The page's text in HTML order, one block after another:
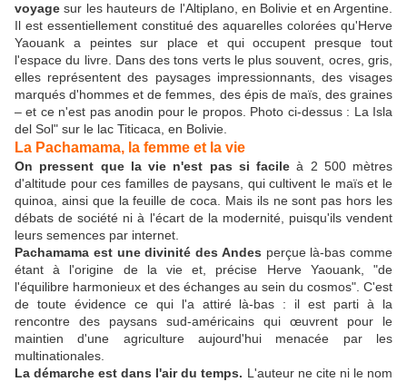
voyage sur les hauteurs de l'Altiplano, en Bolivie et en Argentine.
Il est essentiellement constitué des aquarelles colorées qu'Herve
Yaouank a peintes sur place et qui occupent presque tout
l'espace du livre. Dans des tons verts le plus souvent, ocres, gris,
elles représentent des paysages impressionnants, des visages
marqués d'hommes et de femmes, des épis de maïs, des graines
– et ce n'est pas anodin pour le propos. Photo ci-dessus : La Isla
del Sol" sur le lac Titicaca, en Bolivie.
La Pachamama, la femme et la vie
On pressent que la vie n'est pas si facile à 2 500 mètres
d'altitude pour ces familles de paysans, qui cultivent le maïs et le
quinoa, ainsi que la feuille de coca. Mais ils ne sont pas hors les
débats de société ni à l'écart de la modernité, puisqu'ils vendent
leurs semences par internet.
Pachamama est une divinité des Andes perçue là-bas comme
étant à l'origine de la vie et, précise Herve Yaouank, "de
l'équilibre harmonieux et des échanges au sein du cosmos". C'est
de toute évidence ce qui l'a attiré là-bas : il est parti à la
rencontre des paysans sud-américains qui œuvrent pour le
maintien d'une agriculture aujourd'hui menacée par les
multinationales.
La démarche est dans l'air du temps. L'auteur ne cite ni le nom